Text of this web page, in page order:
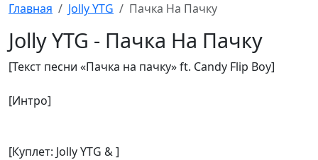
Главная Jolly YTG Пачка На Пачку
Jolly YTG - Пачка На Пачку
[Текст песни «Пачка на пачку» ft. Candy Flip Boy]
[Интро]
[Куплет: Jolly YTG & ]